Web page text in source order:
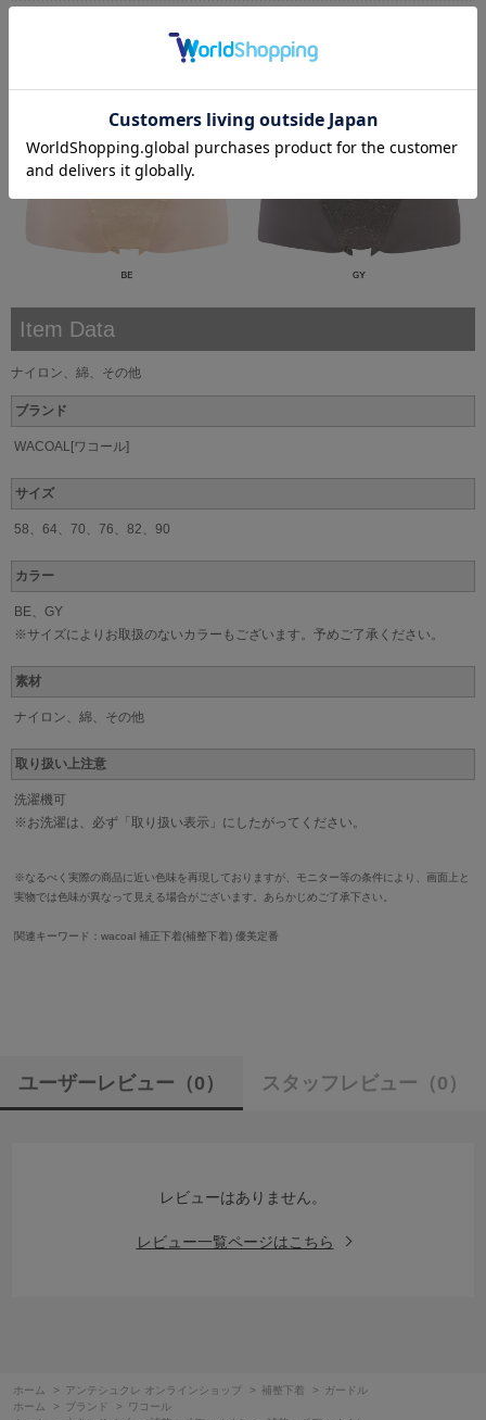
Item Data
ナイロン、綿、その他
ブランド
WACOAL[ワコール]
サイズ
58、64、70、76、82、90
カラー
BE、GY
※サイズによりお取扱のないカラーもございます。予めご了承ください。
素材
ナイロン、綿、その他
取り扱い上注意
洗濯機可
※お洗濯は、必ず「取り扱い表示」にしたがってください。
※なるべく実際の商品に近い色味を再現しておりますが、モニター等の条件により、画面上と
実物では色味が異なって見える場合がございます。あらかじめご了承下さい。
関連キーワード：wacoal 補正下着(補整下着) 優美定番
ユーザーレビュー （0） スタッフレビュー （0）
レビューはありません。
レビュー一覧ページはこちら
ホーム > アンテシュクレ オンラインショップ > 補整下着 >
ガードル
ホーム
> ブランド >
ワコール